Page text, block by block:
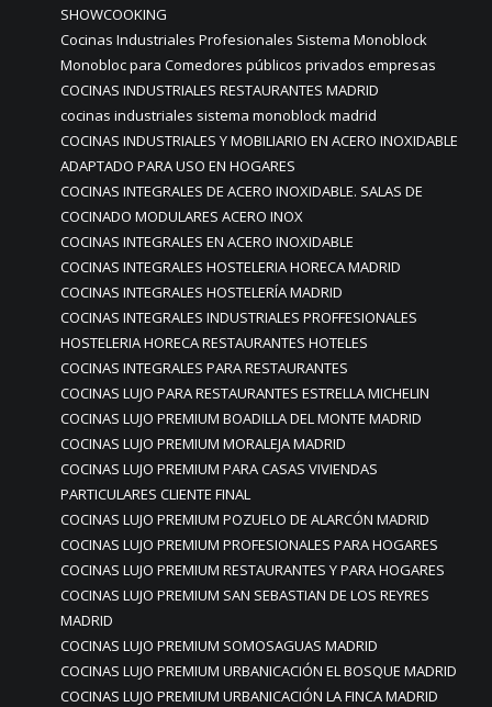
SHOWCOOKING
Cocinas Industriales Profesionales Sistema Monoblock
Monobloc para Comedores públicos privados empresas
COCINAS INDUSTRIALES RESTAURANTES MADRID
cocinas industriales sistema monoblock madrid
COCINAS INDUSTRIALES Y MOBILIARIO EN ACERO INOXIDABLE
ADAPTADO PARA USO EN HOGARES
COCINAS INTEGRALES DE ACERO INOXIDABLE. SALAS DE
COCINADO MODULARES ACERO INOX
COCINAS INTEGRALES EN ACERO INOXIDABLE
COCINAS INTEGRALES HOSTELERIA HORECA MADRID
COCINAS INTEGRALES HOSTELERÍA MADRID
COCINAS INTEGRALES INDUSTRIALES PROFFESIONALES
HOSTELERIA HORECA RESTAURANTES HOTELES
COCINAS INTEGRALES PARA RESTAURANTES
COCINAS LUJO PARA RESTAURANTES ESTRELLA MICHELIN
COCINAS LUJO PREMIUM BOADILLA DEL MONTE MADRID
COCINAS LUJO PREMIUM MORALEJA MADRID
COCINAS LUJO PREMIUM PARA CASAS VIVIENDAS
PARTICULARES CLIENTE FINAL
COCINAS LUJO PREMIUM POZUELO DE ALARCÓN MADRID
COCINAS LUJO PREMIUM PROFESIONALES PARA HOGARES
COCINAS LUJO PREMIUM RESTAURANTES Y PARA HOGARES
COCINAS LUJO PREMIUM SAN SEBASTIAN DE LOS REYRES
MADRID
COCINAS LUJO PREMIUM SOMOSAGUAS MADRID
COCINAS LUJO PREMIUM URBANICACIÓN EL BOSQUE MADRID
COCINAS LUJO PREMIUM URBANICACIÓN LA FINCA MADRID